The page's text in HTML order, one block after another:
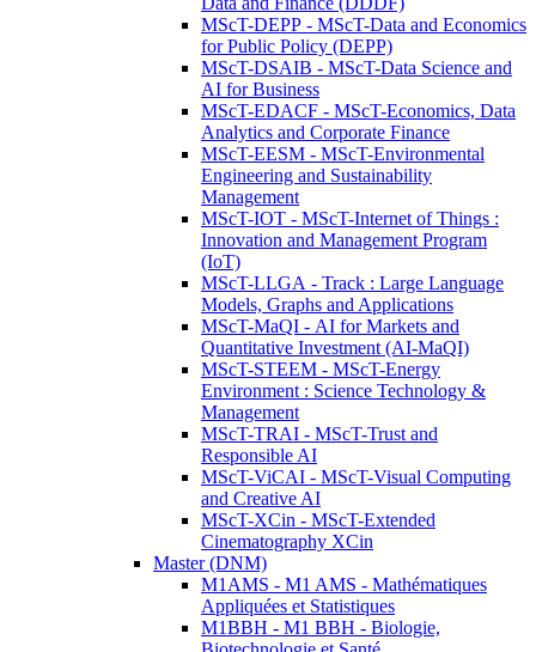
MScT-DEPP - MScT-Data and Economics
for Public Policy (DEPP)
MScT-DSAIB - MScT-Data Science and
AI for Business
MScT-EDACF - MScT-Economics, Data
Analytics and Corporate Finance
MScT-EESM - MScT-Environmental
Engineering and Sustainability
Management
MScT-IOT - MScT-Internet of Things :
Innovation and Management Program
(IoT)
MScT-LLGA - Track : Large Language
Models, Graphs and Applications
MScT-MaQI - AI for Markets and
Quantitative Investment (AI-MaQI)
MScT-STEEM - MScT-Energy
Environment : Science Technology &
Management
MScT-TRAI - MScT-Trust and
Responsible AI
MScT-ViCAI - MScT-Visual Computing
and Creative AI
MScT-XCin - MScT-Extended
Cinematography XCin
Master (DNM)
M1AMS - M1 AMS - Mathématiques
Appliquées et Statistiques
M1BBH - M1 BBH - Biologie,